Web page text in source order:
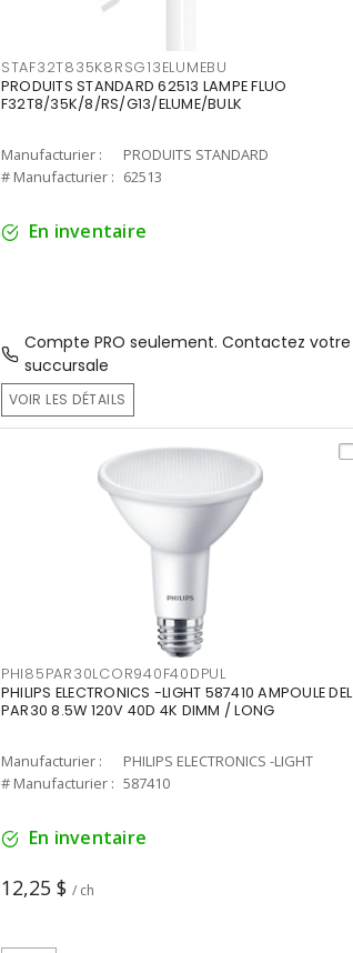
STAF32T835K8RSG13ELUMEBU
PRODUITS STANDARD 62513 LAMPE FLUO
F32T8/35K/8/RS/G13/ELUME/BULK
Manufacturier :
PRODUITS STANDARD
# Manufacturier : 62513
En inventaire
Compte PRO seulement. Contactez votre
succursale
VOIR LES DÉTAILS
PHI85PAR30LCOR940F40DPUL
PHILIPS ELECTRONICS -LIGHT 587410 AMPOULE DEL
PAR30 8.5W 120V 40D 4K DIMM / LONG
Manufacturier :
PHILIPS ELECTRONICS -LIGHT
# Manufacturier : 587410
En inventaire
12,25 $ / ch